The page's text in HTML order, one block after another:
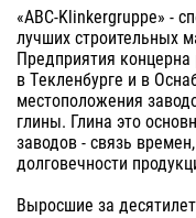
«ABC-Klinkergruppe» -
лучших строительных
Предприятия концерна
в Tекленбурге и в
местоположения
глины. Глина это
заводов - связь
долговечности
Выросшие за